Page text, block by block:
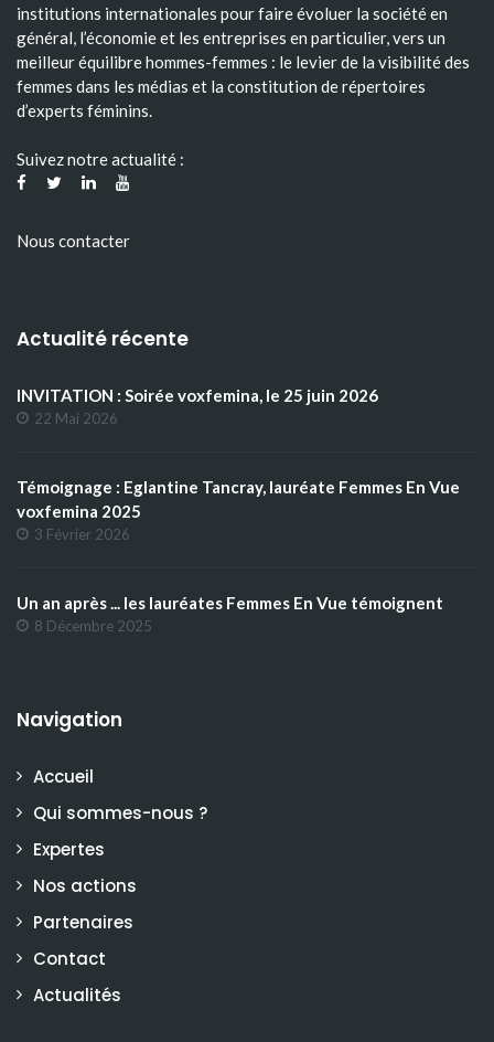
institutions internationales pour faire évoluer la société en
général, l’économie et les entreprises en particulier, vers un
meilleur équilibre hommes-femmes : le levier de la visibilité des
femmes dans les médias et la constitution de répertoires
d’experts féminins.
Suivez notre actualité :
Nous contacter
Actualité récente
INVITATION : Soirée voxfemina, le 25 juin 2026
22 Mai 2026
Témoignage : Eglantine Tancray, lauréate Femmes En Vue
voxfemina 2025
3 Février 2026
Un an après ... les lauréates Femmes En Vue témoignent
8 Décembre 2025
Navigation
Accueil
Qui sommes-nous ?
Expertes
Nos actions
Partenaires
Contact
Actualités